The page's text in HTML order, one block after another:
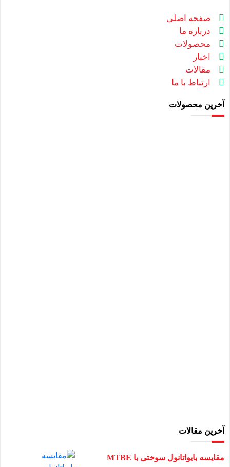
صفحه اصلی
درباره ما
محصولات
اخبار
مقالات
ارتباط با ما
آخرین محصولات
آخرین مقالات
مقایسه بایواتانول سوختی با MTBE